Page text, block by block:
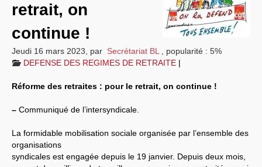
Sections locales
retrait, on
continue !
Jeudi 16 mars 2023 par Secrétariat BL
popularité : 5%
DEFENSE DES REGIMES DE RETRAITE |
Réforme des retraites : pour le retrait, on continue !
– Communiqué de l’intersyndicale.
La formidable mobilisation sociale organisée par l’ensemble des
organisations
syndicales est engagée depuis le 19 janvier. Depuis deux mois,